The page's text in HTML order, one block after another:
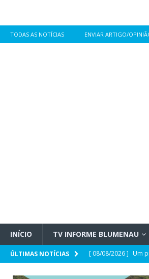
TODAS AS NOTÍCIAS ENVIAR ARTIGO/
INÍCIO TV INFORME BLUMENAU
ÚLTIMAS NOTÍCIAS [ 08/08/2026 ] Um